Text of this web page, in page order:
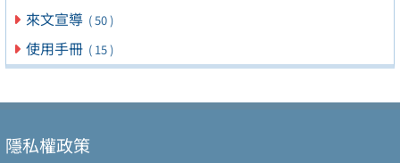
來文宣導 ( 50 )
使用手冊 ( 15 )
隱私權政策